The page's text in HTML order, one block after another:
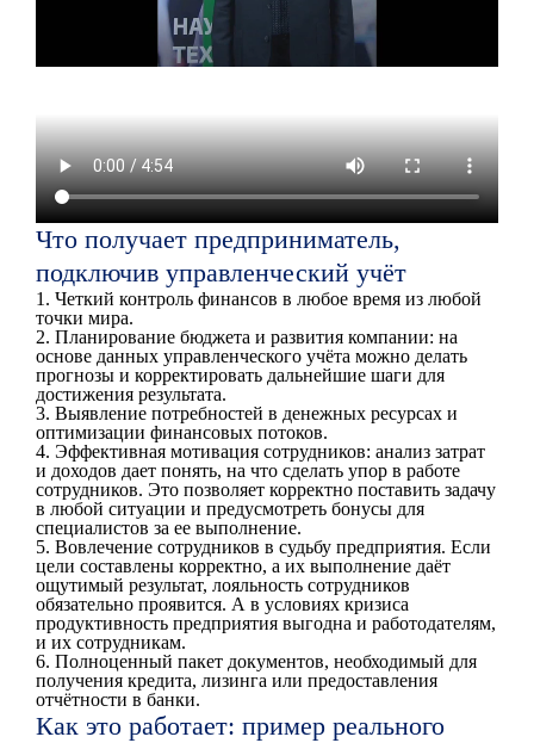
Что получает предприниматель,
подключив управленческий учёт
1. Четкий контроль финансов в любое время из любой
точки мира.
2. Планирование бюджета и развития компании: на
основе данных управленческого учёта можно делать
прогнозы и корректировать дальнейшие шаги для
достижения результата.
3. Выявление потребностей в денежных ресурсах и
оптимизации финансовых потоков.
4. Эффективная мотивация сотрудников: анализ затрат
и доходов дает понять, на что сделать упор в работе
сотрудников. Это позволяет корректно поставить задачу
в любой ситуации и предусмотреть бонусы для
специалистов за ее выполнение.
5. Вовлечение сотрудников в судьбу предприятия. Если
цели составлены корректно, а их выполнение даёт
ощутимый результат, лояльность сотрудников
обязательно проявится. А в условиях кризиса
продуктивность предприятия выгодна и работодателям,
и их сотрудникам.
6. Полноценный пакет документов, необходимый для
получения кредита, лизинга или предоставления
отчётности в банки.
Как это работает: пример реального